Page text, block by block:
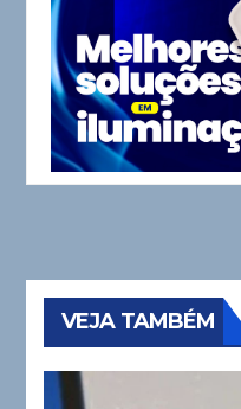
VEJA TAMBÉM